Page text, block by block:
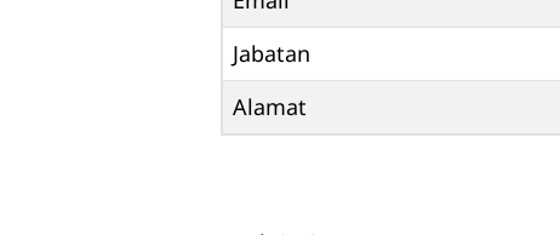
Jabatan
Alamat